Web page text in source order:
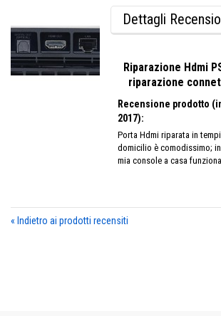
Dettagli
Riparazione Hdmi
riparazione
Recensione prodotto
2017):
Porta Hdmi riparata in
domicilio è comodissimo;
mia console a casa
« Indietro ai prodotti recensiti